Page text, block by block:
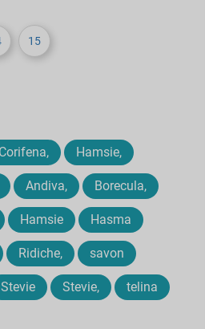
15
Corifena, Hamsie,
Andiva, Borecula,
Hamsie Hasma
Ridiche, savon
Stevie Stevie, telina